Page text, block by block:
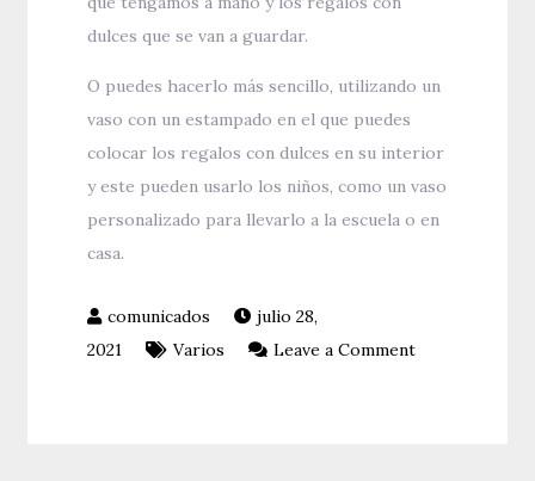
dulces que se van a guardar.
O puedes hacerlo más sencillo, utilizando un
vaso con un estampado en el que puedes
colocar los regalos con dulces en su interior
y este pueden usarlo los niños, como un vaso
personalizado para llevarlo a la escuela o en
casa.
julio 28,
2021
Varios Leave a Commenton